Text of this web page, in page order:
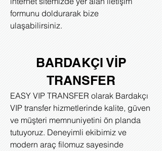
formunu doldurarak bize
ulaşabilirsiniz.
BARDAKÇI VİP
TRANSFER
EASY VIP TRANSFER olarak Bardakçı
VIP transfer hizmetlerinde kalite, güven
ve müşteri memnuniyetini ön planda
tutuyoruz. Deneyimli ekibimiz ve
modern araç filomuz sayesinde